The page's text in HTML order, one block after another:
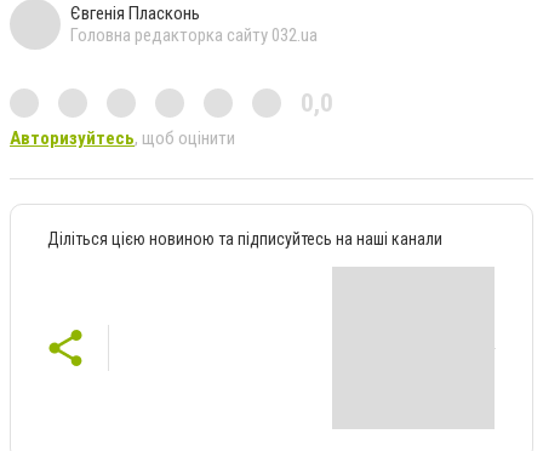
Євгенія Пласконь
Головна редакторка сайту 032.ua
0,0
Авторизуйтесь, щоб оцінити
Діліться цією новиною та підписуйтесь на наші канали